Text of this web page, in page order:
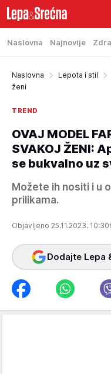
Naslovna Najnovije
Naslovna Lepota i stil
ženi
TREND
OVAJ MODEL
SVAKOJ ŽENI:
se bukvalno uz
Možete ih nositi i u
prilikama.
Objavljeno 25.11.2023.
Dodajte Lepa